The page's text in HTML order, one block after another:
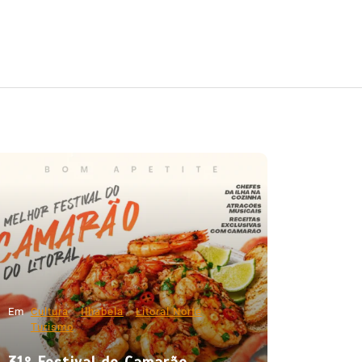
Em Cultura Ilhabela
Litoral Norte
Turismo